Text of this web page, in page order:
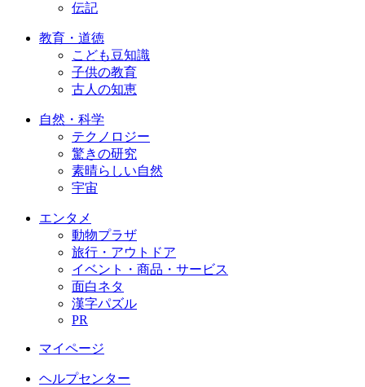
伝記
教育・道徳
こども豆知識
子供の教育
古人の知恵
自然・科学
テクノロジー
驚きの研究
素晴らしい自然
宇宙
エンタメ
動物プラザ
旅行・アウトドア
イベント・商品・サービス
面白ネタ
漢字パズル
PR
マイページ
ヘルプセンター